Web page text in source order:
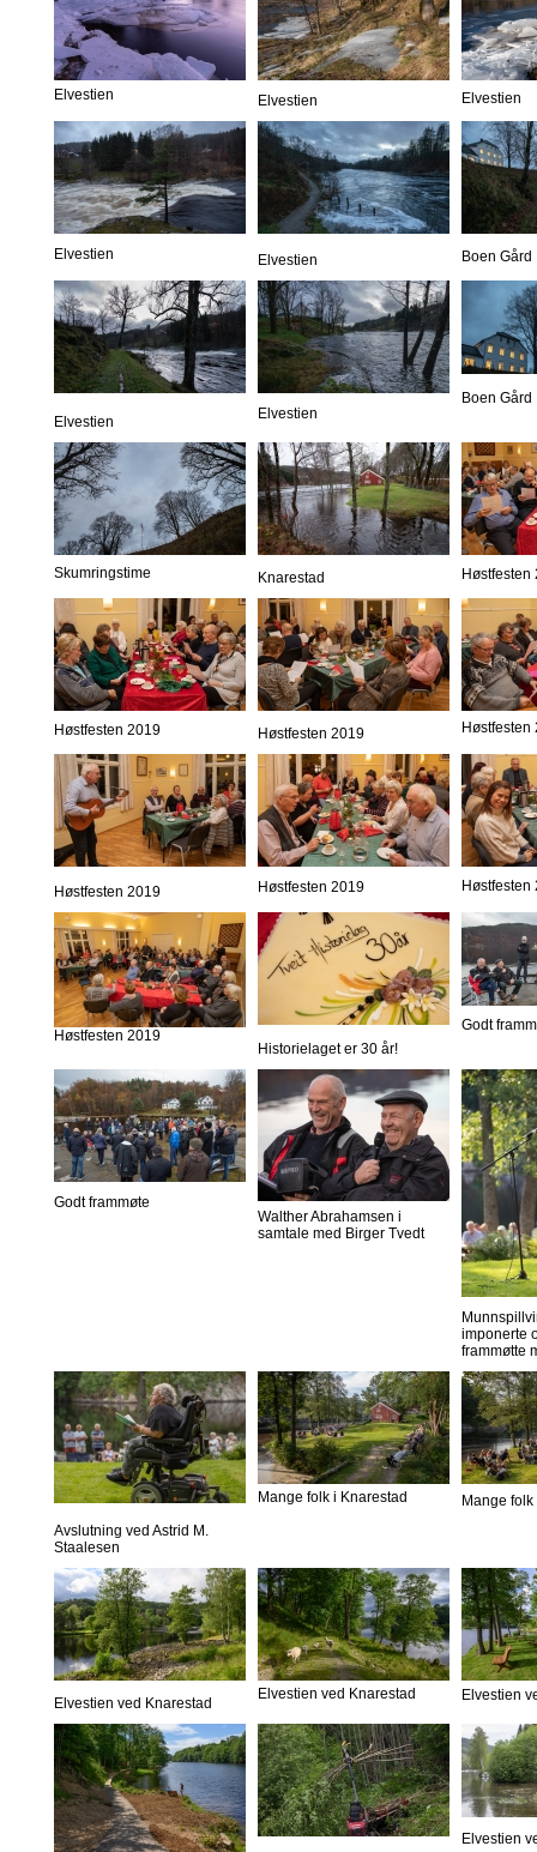
Elvestien Elvestien Elvestien
Elvestien Elvestien Boen Gård
Elvestien Elvestien
Boen Gård
Skumringstime Knarestad Høstfesten
Høstfesten 2019 Høstfesten 2019 Høstfesten
Høstfesten 2019 Høstfesten 2019 Høstfesten
Høstfesten 2019
Historielaget er 30 år!
Godt
Godt frammøte
Walther Abrahamsen i
samtale med Birger Tvedt
imponerte
frammøtte
Avslutning ved Astrid M.
Staalesen
Mange folk i Knarestad Mange
Elvestien ved Knarestad
Elvestien ved Knarestad Elvestien
Elvestien